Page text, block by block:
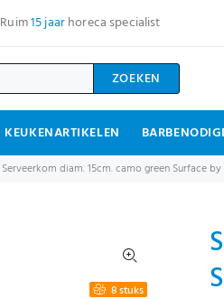
Ruim15 jaarhoreca specialist
ZOEKEN
KEUKENARTIKELEN
Serveerkom diam. 15cm. camo green Surface
8 stuks